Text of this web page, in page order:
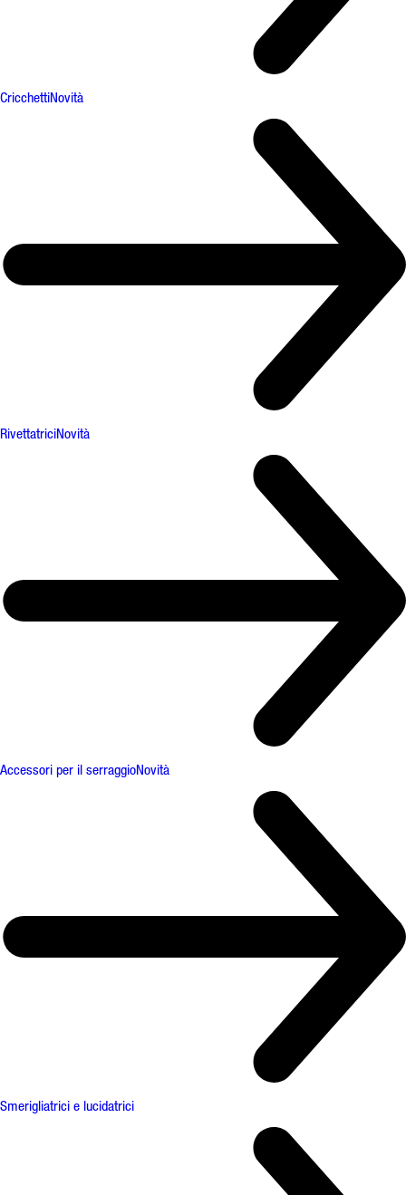
CricchettiNovità
RivettatriciNovità
Accessori per il serraggioNovità
Smerigliatrici e lucidatrici